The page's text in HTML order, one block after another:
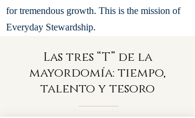
for tremendous growth. This is the mission of
Everyday Stewardship.
Las tres “T” de la
mayordomía: tiempo,
talento y tesoro